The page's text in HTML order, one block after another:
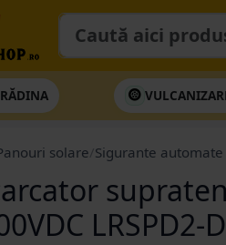
solare Sigurante automate